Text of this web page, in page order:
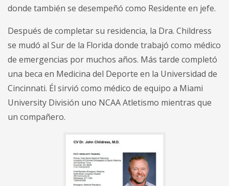
donde también se desempeñó como Residente en jefe.
Después de completar su residencia, la Dra. Childress
se mudó al Sur de la Florida donde trabajó como médico
de emergencias por muchos años. Más tarde completó
una beca en Medicina del Deporte en la Universidad de
Cincinnati. Él sirvió como médico de equipo a Miami
University División uno NCAA Atletismo mientras que
un compañero.